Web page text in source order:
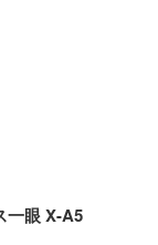
一眼 X-A5